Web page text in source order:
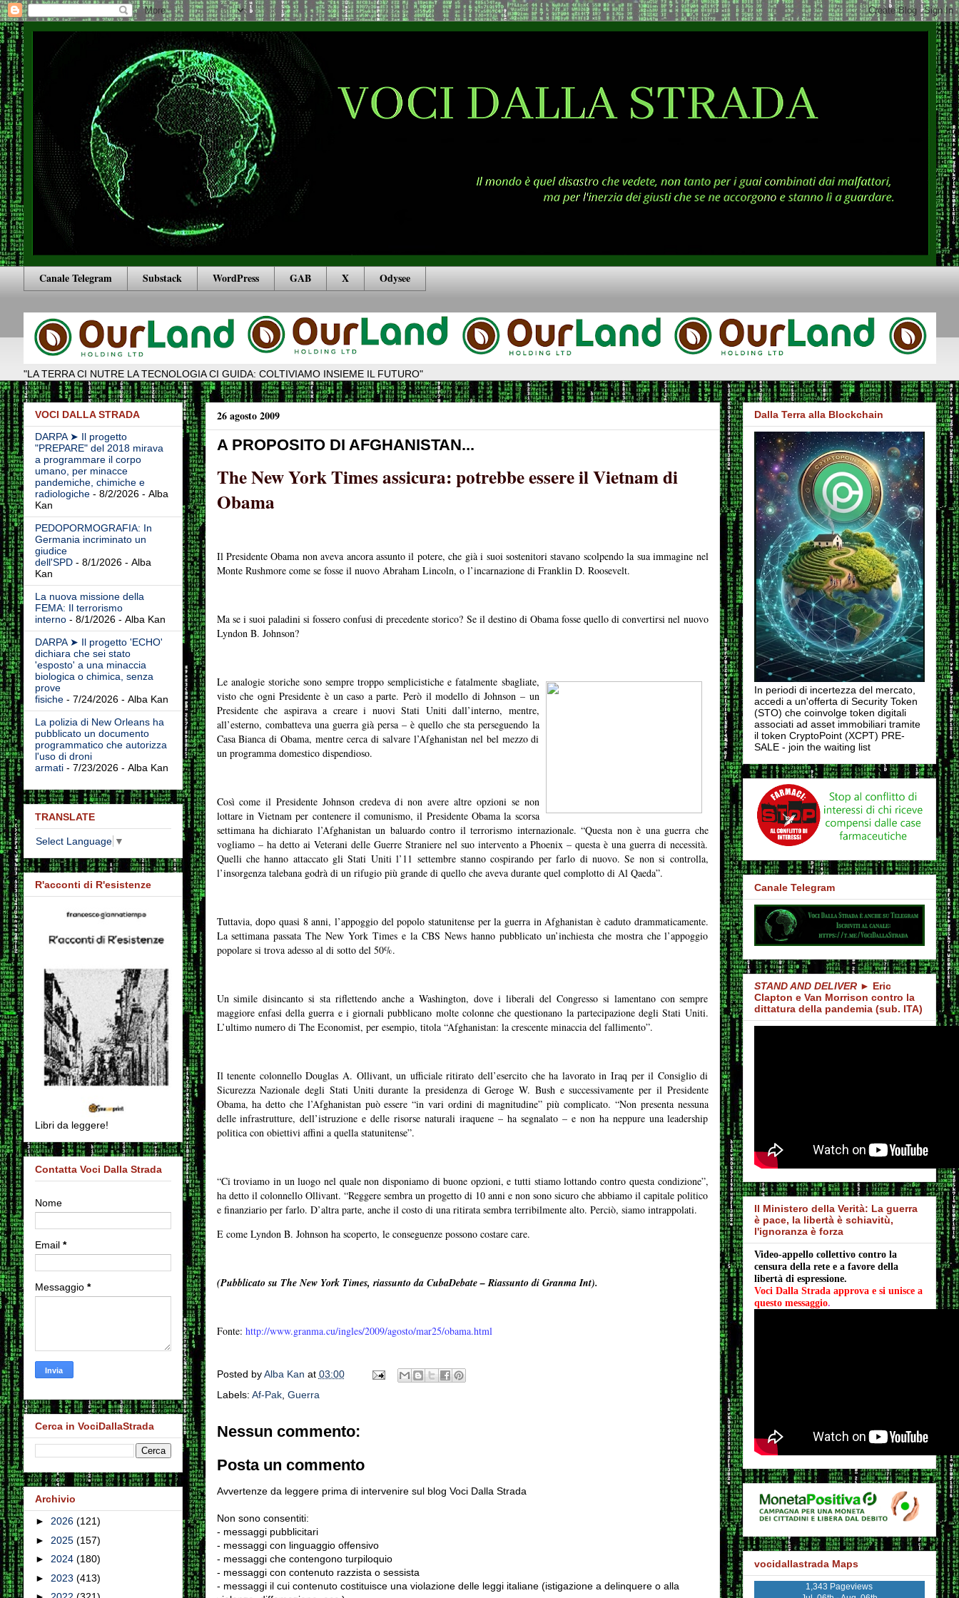
Canale Telegram Substack WordPress GAB X Odysee
"LA TERRA CI NUTRE LA TECNOLOGIA CI GUIDA: COLTIVIAMO INSIEME IL FUTURO"
26 agosto 2009
A PROPOSITO DI AFGHANISTAN...
The New York Times assicura: potrebbe essere il Vietnam di
Obama
Il Presidente Obama non aveva ancora assunto il potere, che già i suoi sostenitori stavano scolpendo la sua immagine nel
Monte Rushmore come se fosse il nuovo Abraham Lincoln, o l’incarnazione di Franklin D. Roosevelt.
Ma se i suoi paladini si fossero confusi di precedente storico? Se il destino di Obama fosse quello di convertirsi nel nuovo
Lyndon B. Johnson?
Le analogie storiche sono sempre troppo semplicistiche e fatalmente sbagliate,
visto che ogni Presidente è un caso a parte. Però il modello di Johnson – un
Presidente che aspirava a creare i nuovi Stati Uniti dall’interno, mentre,
all’esterno, combatteva una guerra già persa – è quello che sta perseguendo la
Casa Bianca di Obama, mentre cerca di salvare l’Afghanistan nel bel mezzo di
un programma domestico dispendioso.
Così come il Presidente Johnson credeva di non avere altre opzioni se non
lottare in Vietnam per contenere il comunismo, il Presidente Obama la scorsa
settimana ha dichiarato l’Afghanistan un baluardo contro il terrorismo internazionale. “Questa non è una guerra che
vogliamo – ha detto ai Veterani delle Guerre Straniere nel suo intervento a Phoenix – questa è una guerra di necessità.
Quelli che hanno attaccato gli Stati Uniti l’11 settembre stanno cospirando per farlo di nuovo. Se non si controlla,
l’insorgenza talebana godrà di un rifugio più grande di quello che aveva durante quel complotto di Al Qaeda”.
Tuttavia, dopo quasi 8 anni, l’appoggio del popolo statunitense per la guerra in Afghanistan è caduto drammaticamente.
La settimana passata The New York Times e la CBS News hanno pubblicato un’inchiesta che mostra che l’appoggio
popolare si trova adesso al di sotto del 50%.
Un simile disincanto si sta riflettendo anche a Washington, dove i liberali del Congresso si lamentano con sempre
maggiore enfasi della guerra e i giornali pubblicano molte colonne che questionano la partecipazione degli Stati Uniti.
L’ultimo numero di The Economist, per esempio, titola “Afghanistan: la crescente minaccia del fallimento”.
Il tenente colonnello Douglas A. Ollivant, un ufficiale ritirato dell’esercito che ha lavorato in Iraq per il Consiglio di
Sicurezza Nazionale degli Stati Uniti durante la presidenza di Geroge W. Bush e successivamente per il Presidente
Obama, ha detto che l’Afghanistan può essere “in vari ordini di magnitudine” più complicato. “Non presenta nessuna
delle infrastrutture, dell’istruzione e delle risorse naturali iraquene – ha segnalato – e non ha neppure una leadership
politica con obiettivi affini a quella statunitense”.
“Ci troviamo in un luogo nel quale non disponiamo di buone opzioni, e tutti stiamo lottando contro questa condizione”,
ha detto il colonnello Ollivant. “Reggere sembra un progetto di 10 anni e non sono sicuro che abbiamo il capitale politico
e finanziario per farlo. D’altra parte, anche il costo di una ritirata sembra terribilmente alto. Perciò, siamo intrappolati.
E come Lyndon B. Johnson ha scoperto, le conseguenze possono costare care.
(Pubblicato su The New York Times, riassunto da CubaDebate – Riassunto di Granma Int).
Fonte: http://www.granma.cu/ingles/2009/agosto/mar25/obama.html
Posted byAlba Kan at 03:00
Labels: Af-Pak, Guerra
Nessun commento:
Posta un commento
Avvertenze da leggere prima di intervenire sul blog Voci Dalla Strada
Non sono consentiti:
- messaggi pubblicitari
- messaggi con linguaggio offensivo
- messaggi che contengono turpiloquio
- messaggi con contenuto razzista o sessista
- messaggi il cui contenuto costituisce una violazione delle leggi italiane (istigazione a delinquere o alla
VOCI DALLA STRADA
DARPA ➤ Il progetto
"PREPARE" del 2018 mirava
a programmare il corpo
umano, per minacce
pandemiche, chimiche e
radiologiche- 8/2/2026- Alba
Kan
PEDOPORMOGRAFIA: In
Germania incriminato un
giudice
dell'SPD- 8/1/2026- Alba
Kan
La nuova missione della
FEMA: Il terrorismo
interno- 8/1/2026- Alba Kan
DARPA ➤ Il progetto 'ECHO'
dichiara che sei stato
'esposto' a una minaccia
biologica o chimica, senza
prove
fisiche- 7/24/2026- Alba Kan
La polizia di New Orleans ha
pubblicato un documento
programmatico che autorizza
l'uso di droni
armati- 7/23/2026- Alba Kan
TRANSLATE
Select Language ▼
R'acconti di R'esistenze
Libri da leggere!
Contatta Voci Dalla Strada
Nome
Email *
Messaggio *
Cerca in VociDallaStrada
Archivio
► 2026 (121)
► 2025 (157)
► 2024 (180)
► 2023 (413)
Dalla Terra alla Blockchain
In periodi di incertezza del mercato,
accedi a un'offerta di Security Token
(STO) che coinvolge token digitali
associati ad asset immobiliari tramite
il token CryptoPoint (XCPT) PRE-
SALE - join the waiting list
Canale Telegram
STAND AND DELIVER► Eric
Clapton e Van Morrison contro la
dittatura della pandemia (sub. ITA)
Il Ministero della Verità: La guerra
è pace, la libertà è schiavitù,
l'ignoranza è forza
Video-appello collettivo contro la
censura della rete e a favore della
libertà di espressione.
Voci Dalla Strada approva e si unisce a
questo messaggio.
vocidallastrada Maps
1,343 Pageviews